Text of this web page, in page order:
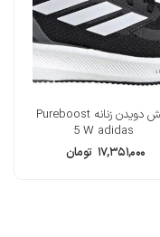
کفش دویدن زنانه Pureboost
5 W adidas
۱۷,۳۵۱,۰۰۰ تومان